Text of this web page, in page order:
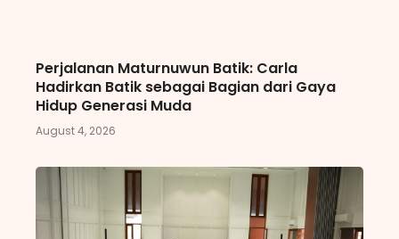
Perjalanan Maturnuwun Batik: Carla
Hadirkan Batik sebagai Bagian dari Gaya
Hidup Generasi Muda
August 4, 2026